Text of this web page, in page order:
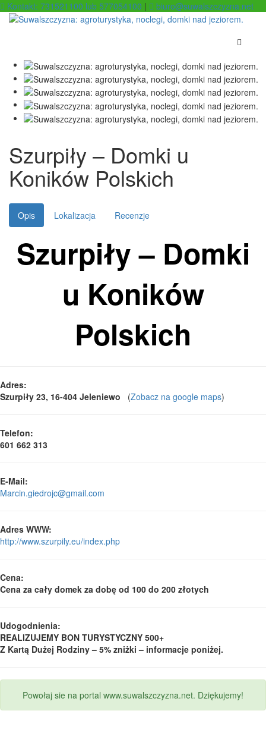
Kontakt: 731521100 lub 577054100 | biuro@suwalszczyzna.net
Szurpiły – Domki u
Koników Polskich
Opis Lokalizacja Recenzje
Szurpiły – Domki
u Koników
Polskich
Adres:
Szurpiły 23, 16-404 Jeleniewo (Zobacz na google maps)
Telefon:
601 662 313
E-Mail:
Marcin.giedrojc@gmail.com
Adres WWW:
http://www.szurpily.eu/index.php
Cena:
Cena za cały domek za dobę od 100 do 200 złotych
Udogodnienia:
REALIZUJEMY BON TURYSTYCZNY 500+
Z Kartą Dużej Rodziny – 5% zniżki – informacje poniżej.
Powołaj sie na portal www.suwalszczyzna.net. Dziękujemy!